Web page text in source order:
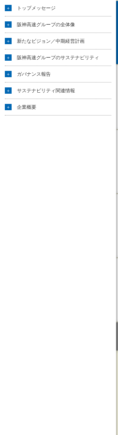
トップメッセージ
阪神高速グループの全体像
新たなビジョン／中期経営計画
阪神高速グループのサステナビリティ
ガバナンス報告
サステナビリティ関連情報
企業概要